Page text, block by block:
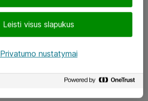
Leisti visus slapukus
Privatumo nustatymai